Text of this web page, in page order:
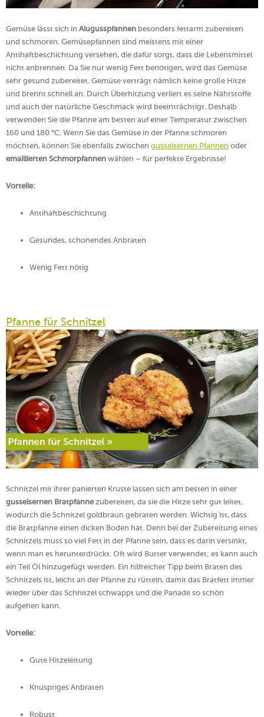
Gemüse lässt sich in Alugusspfannen besonders fettarm zubereiten
und schmoren. Gemüsepfannen sind meistens mit einer
Antihaftbeschichtung versehen, die dafür sorgt, dass die Lebensmittel
nicht anbrennen. Da Sie nur wenig Fett benötigen, wird das Gemüse
sehr gesund zubereitet. Gemüse verträgt nämlich keine große Hitze
und brennt schnell an. Durch Überhitzung verliert es seine Nährstoffe
und auch der natürliche Geschmack wird beeinträchtigt. Deshalb
verwenden Sie die Pfanne am besten auf einer Temperatur zwischen
160 und 180 °C. Wenn Sie das Gemüse in der Pfanne schmoren
möchten, können Sie ebenfalls zwischen gusseisernen Pfannen oder
emaillierten Schmorpfannen wählen – für perfekte Ergebnisse!
Vorteile:
Antihaftbeschichtung
Gesundes, schonendes Anbraten
Wenig Fett nötig
Pfanne für Schnitzel
Schnitzel mit ihrer panierten Kruste lassen sich am besten in einer
gusseisernen Bratpfannezubereiten, da sie die Hitze sehr gut leitet,
wodurch die Schnitzel goldbraun gebraten werden. Wichtig ist, dass
die Bratpfanne einen dicken Boden hat. Denn bei der Zubereitung eines
Schnitzels muss so viel Fett in der Pfanne sein, dass es darin versinkt,
wenn man es herunterdrückt. Oft wird Butter verwendet; es kann auch
ein Teil Öl hinzugefügt werden. Ein hilfreicher Tipp beim Braten des
Schnitzels ist, leicht an der Pfanne zu rütteln, damit das Bratfett immer
wieder über das Schnitzel schwappt und die Panade so schön
aufgehen kann.
Vorteile:
Gute Hitzeleitung
Knuspriges Anbraten
Robust